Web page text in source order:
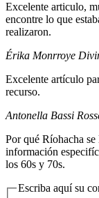
Excelente articulo,
encontre lo que
realizaron.
Érika Monrroye
Excelente artículo
recurso.
Antonella Bassi
Por qué Ríohacha
información
los 60s y 70s.
Escriba aquí su